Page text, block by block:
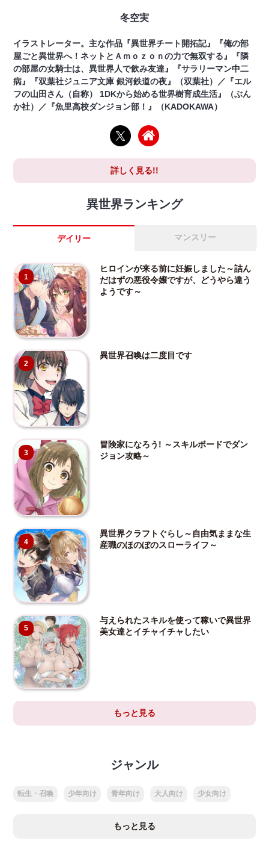
冬空実
イラストレーター。主な作品『異世界チート開拓記』『俺の部
屋ごと異世界へ！ネットとＡｍｏｚｏｎの力で無双する』『隣
の部屋の女騎士は、異世界人で飲み友達』『サラリーマン中二
病』『双葉社ジュニア文庫 銀河鉄道の夜』（双葉社）／『エル
フの山田さん（自称） 1DKから始める世界樹育成生活』（ぶん
か社）／『魚里高校ダンジョン部！』（KADOKAWA）
詳しく見る!!
異世界ランキング
デイリー マンスリー
1
ヒロインが来る前に妊娠しました～詰ん
だはずの悪役令嬢ですが、どうやら違う
ようです～
2
異世界召喚は二度目です
3
冒険家になろう! ～スキルボードでダン
ジョン攻略～
4
異世界クラフトぐらし～自由気ままな生
産職のほのぼのスローライフ～
5
与えられたスキルを使って稼いで異世界
美女達とイチャイチャしたい
もっと見る
ジャンル
転生・召喚 少年向け 青年向け 大人向け 少女向け
もっと見る